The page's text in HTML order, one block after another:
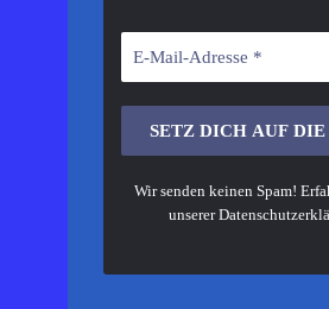
Wir senden keinen Spam!
unserer